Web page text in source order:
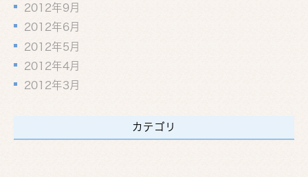
2012年9月
2012年6月
2012年5月
2012年4月
2012年3月
カテゴリ